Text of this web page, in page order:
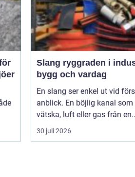
Slang ryggraden i industri,
bygg och vardag
En slang ser enkel ut vid
anblick. En böjlig kanal
vätska, luft eller gas från
30 juli 2026